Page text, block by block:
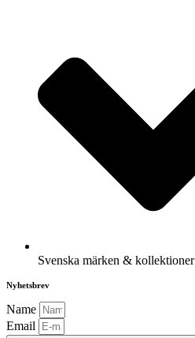
Svenska märken & kollektioner
Nyhetsbrev
Name
Email